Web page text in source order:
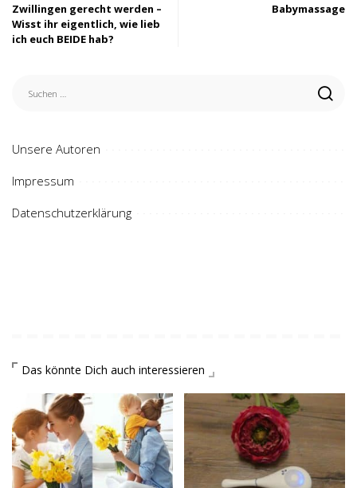
Zwillingen gerecht werden –
Wisst ihr eigentlich, wie lieb
ich euch BEIDE hab?
Babymassage
Unsere Autoren
Impressum
Datenschutzerklärung
Das könnte Dich auch interessieren